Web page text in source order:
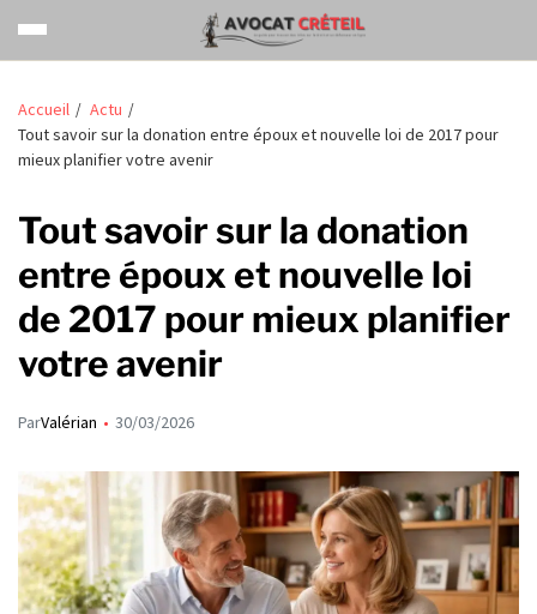
Accueil
Actu
Tout savoir sur la donation entre époux et nouvelle loi de 2017 pour
mieux planifier votre avenir
Tout savoir sur la donation
entre époux et nouvelle loi
de 2017 pour mieux planifier
votre avenir
ParValérian 30/03/2026